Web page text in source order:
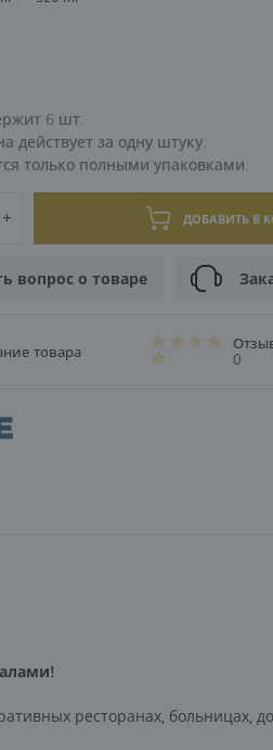
6 шт.
действует за одну штуку.
только полными упаковками.
ДОБАВИТЬ В
вопрос о товаре
товара 0
ресторанах, больницах,